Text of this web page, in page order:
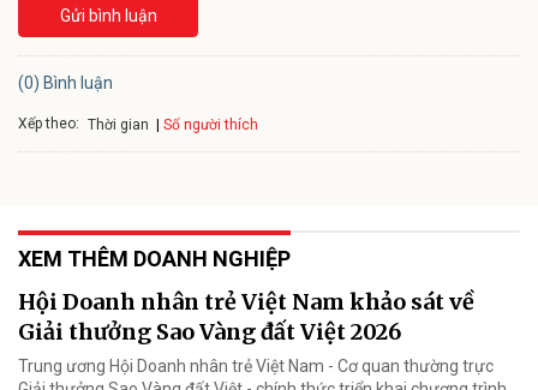
Gửi bình luận
(0) Bình luận
Xếp theo: Thời gian Số người thích
XEM THÊM DOANH NGHIỆP
Hội Doanh nhân trẻ Việt Nam khảo sát về
Giải thưởng Sao Vàng đất Việt 2026
Trung ương Hội Doanh nhân trẻ Việt Nam - Cơ quan thường trực